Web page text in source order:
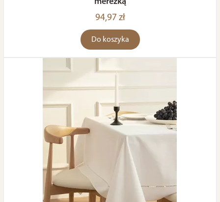
94,97 zł
Do koszyka